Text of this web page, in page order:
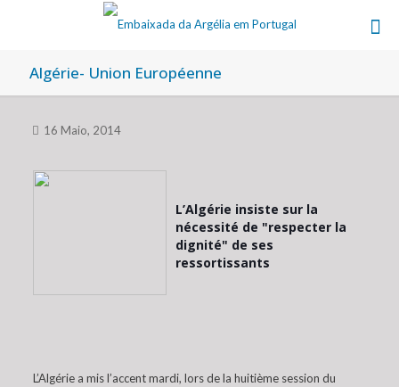
Algérie- Union Européenne
16 Maio, 2014
L’Algérie insiste sur la
nécessité de "respecter la
dignité" de ses
ressortissants
L’Algérie a mis l’accent mardi, lors de la huitième session du